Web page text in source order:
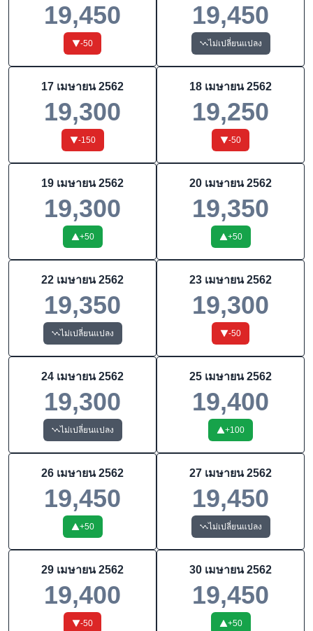
19,450
-50
19,450
ไม่เปลี่ยนแปลง
17 เมษายน 2562
19,300
-150
18 เมษายน 2562
19,250
-50
19 เมษายน 2562
19,300
+50
20 เมษายน 2562
19,350
+50
22 เมษายน 2562
19,350
ไม่เปลี่ยนแปลง
23 เมษายน 2562
19,300
-50
24 เมษายน 2562
19,300
ไม่เปลี่ยนแปลง
25 เมษายน 2562
19,400
+100
26 เมษายน 2562
19,450
+50
27 เมษายน 2562
19,450
ไม่เปลี่ยนแปลง
29 เมษายน 2562
19,400
-50
30 เมษายน 2562
19,450
+50